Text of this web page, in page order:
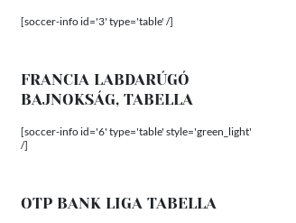
[soccer-info id='3' type='table' /]
FRANCIA LABDARÚGÓ
BAJNOKSÁG, TABELLA
[soccer-info id='6' type='table' style='green_light'
/]
OTP BANK LIGA TABELLA